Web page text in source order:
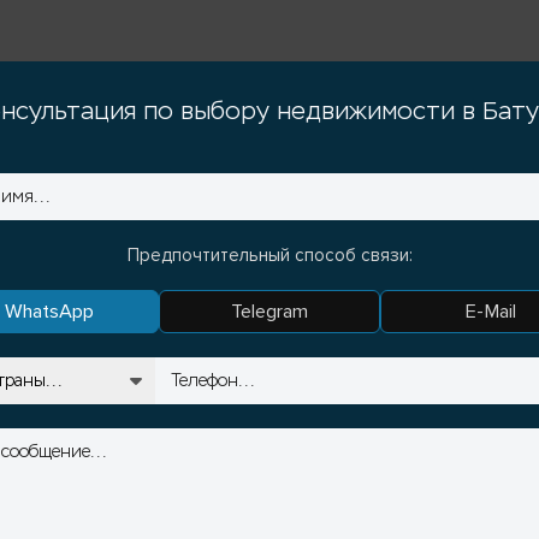
по выбору недвижимости в
Предпочтительный способ связи:
WhatsApp Telegram E-Mail